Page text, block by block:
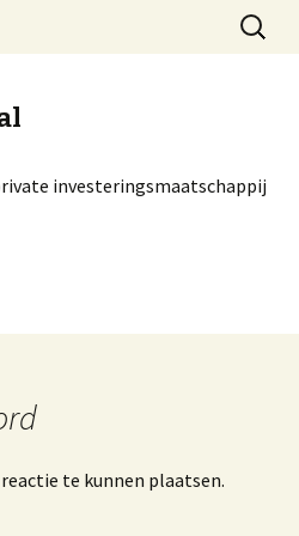
B.V.
Zoeken
naar:
investeringsmaatschappij
te kunnen plaatsen.